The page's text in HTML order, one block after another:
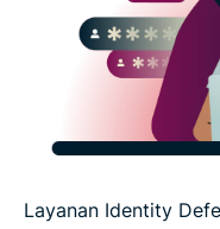
Layanan Identity